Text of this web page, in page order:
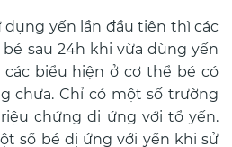
dụng yến lần đầu tiên thì các
sau 24h khi vừa dùng yến
biểu hiện ở cơ thể bé có
chưa. Chỉ có một số trường
chứng dị ứng với tổ yến.
số bé dị ứng với yến khi sử